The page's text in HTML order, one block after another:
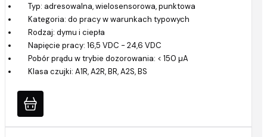
Typ: adresowalna, wielosensorowa, punktowa
Kategoria: do pracy w warunkach typowych
Rodzaj: dymu i ciepła
Napięcie pracy: 16,5 VDC - 24,6 VDC
Pobór prądu w trybie dozorowania: < 150 µA
Klasa czujki: A1R, A2R, BR, A2S, BS